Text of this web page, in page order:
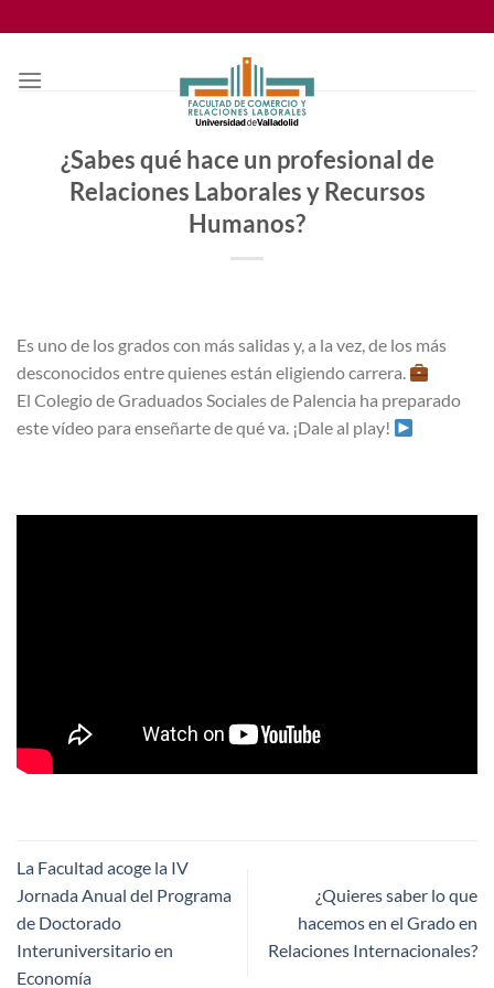
al
contenido
¿Sabes qué hace un profesional de
Relaciones Laborales y Recursos
Humanos?
Es uno de los grados con más salidas y, a la vez, de los más
desconocidos entre quienes están eligiendo carrera.
El Colegio de Graduados Sociales de Palencia ha preparado
este vídeo para enseñarte de qué va. ¡Dale al play!
La Facultad acoge la IV
Jornada Anual del Programa
de Doctorado
Interuniversitario en
Economía
¿Quieres saber lo que
hacemos en el Grado en
Relaciones Internacionales?